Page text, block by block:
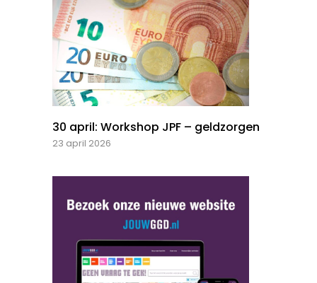
30 april: Workshop JPF – geldzorgen
23 april 2026